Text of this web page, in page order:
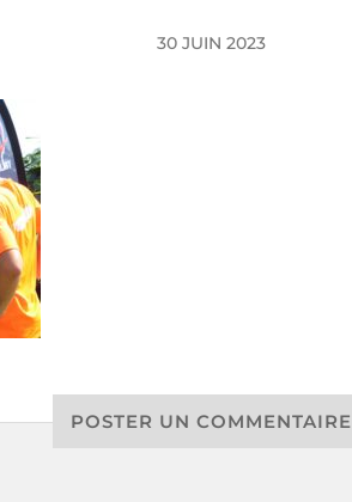
30 JUIN 2023
POSTER UN COMMENTAIRE